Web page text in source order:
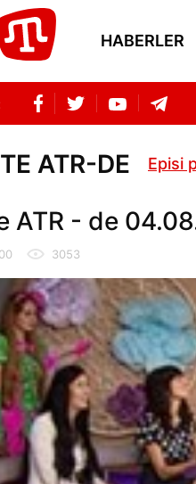
HABERLER
ATR-DE Episi
ATR - de
3053